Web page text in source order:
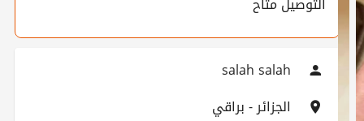
salah salah
الجزائر - براقي